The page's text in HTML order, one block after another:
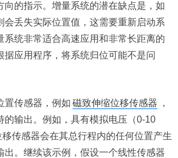
向的指示。增量系统的潜在缺点是，如
会丢失实际位置值，这需要重新启动系
系统非常适合高速应用和非常长距离的
据应用程序，将系统归位可能不是问
传感器，例如 磁致伸缩位移传感器
，
的输出。例如，具有模拟电压（0-10
传感器会在其总行程内的任何位置产生
出。继续该示例，假设一个线性传感器